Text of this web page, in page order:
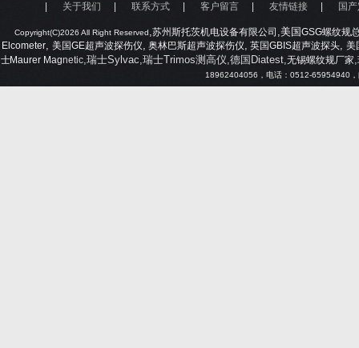
Copyright(C)2026 All Right Reserved,苏州斯托茨机电设备有限公司 ,美国GSG螺纹规
Elcometer, 美国GE超声波探伤仪, 奥林巴斯超声波探伤仪, 英国GBIS超声波探头, 美
士Maurer Magnetic,瑞士Sylvac,瑞士Trimos测高仪,德国Diatest,无锡螺纹规厂家,
18962404056 ，电话：0512-65954940 ，
关于我们 联系方式 客户留言 友情链接 国